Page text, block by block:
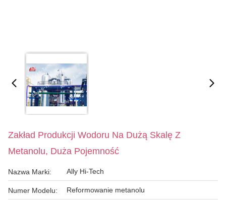
Zakład Produkcji Wodoru Na Dużą Skalę Z
Metanolu, Duża Pojemność
Nazwa Marki: Ally Hi-Tech
Numer Modelu: Reformowanie metanolu